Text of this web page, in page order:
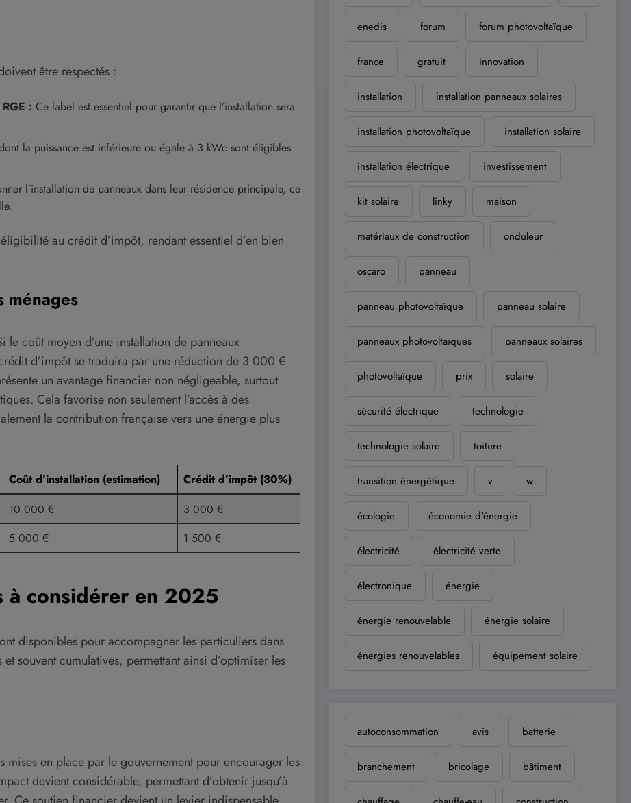
être respectés :
: Ce label est essentiel pour garantir que l’installation sera
la puissance est inférieure ou égale à 3 kWc sont éligibles
l’installation de panneaux dans leur résidence principale, ce
au crédit d’impôt, rendant essentiel d’en bien
ménages
coût moyen d’une installation de panneaux
d’impôt se traduira par une réduction de 3 000 €
un avantage financier non négligeable, surtout
Cela favorise non seulement l’accès à des
la contribution française vers une énergie plus
Coût d’installation (estimation)
Crédit d’impôt (30%)
10 000 €
3 000 €
5 000 € 1 500 €
à considérer en 2025
disponibles pour accompagner les particuliers dans
souvent cumulatives, permettant ainsi d’optimiser les
mises en place par le gouvernement pour encourager les
devient considérable, permettant d’obtenir jusqu’à
enedis forum forum photovoltaïque
france gratuit innovation
installation installation panneaux solaires
installation photovoltaïque installation solaire
installation électrique investissement
kit solaire linky maison
matériaux de construction onduleur
oscaro panneau
panneau photovoltaïque panneau solaire
panneaux photovoltaïques panneaux solaires
photovoltaïque prix solaire
sécurité électrique technologie
technologie solaire toiture
transition énergétique v w
écologie économie d'énergie
électricité électricité verte
électronique énergie
énergie renouvelable énergie solaire
énergies renouvelables équipement solaire
autoconsommation avis batterie
branchement bricolage bâtiment